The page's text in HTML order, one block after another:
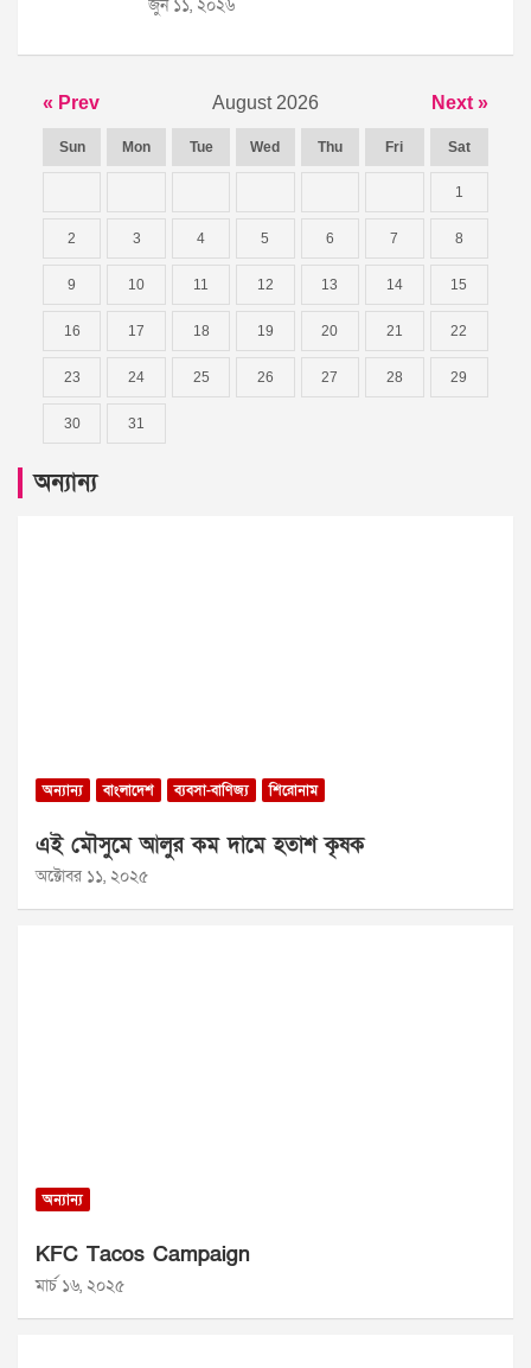
জুন ১১, ২০২৬
« Prev August 2026 Next »
Sun Mon Tue Wed Thu Fri Sat
1
2 3 4 5 6 7 8
9 10 11 12 13 14 15
16 17 18 19 20 21 22
23 24 25 26 27 28 29
30 31
অন্যান্য
অন্যান্য বাংলাদেশ ব্যবসা-বাণিজ্য শিরোনাম
এই মৌসুমে আলুর কম দামে হতাশ কৃষক
অক্টোবর ১১, ২০২৫
অন্যান্য
KFC Tacos Campaign
মার্চ ১৬, ২০২৫